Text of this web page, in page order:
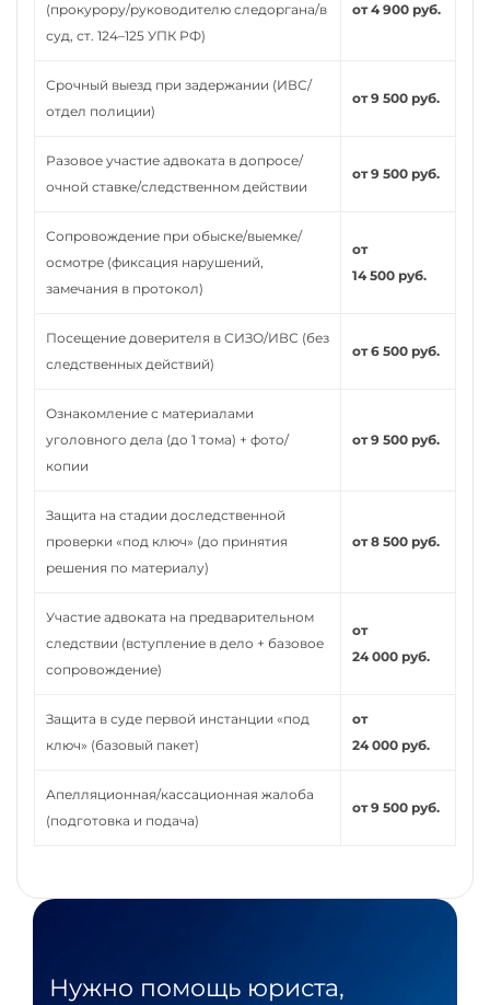
(прокурору/руководителю следоргана/в
суд, ст. 124–125 УПК РФ)
от 4 900 руб.
Срочный выезд при задержании (ИВС/
отдел полиции)
от 9 500 руб.
Разовое участие адвоката в допросе/
очной ставке/следственном действии
от 9 500 руб.
Сопровождение при обыске/выемке/
осмотре (фиксация нарушений,
замечания в протокол)
от
14 500 руб.
Посещение доверителя в СИЗО/ИВС (без
следственных действий)
от 6 500 руб.
Ознакомление с материалами
уголовного дела (до 1 тома) + фото/
копии
от 9 500 руб.
Защита на стадии доследственной
проверки «под ключ» (до принятия
решения по материалу)
от 8 500 руб.
Участие адвоката на предварительном
следствии (вступление в дело + базовое
сопровождение)
от
24 000 руб.
Защита в суде первой инстанции «под
ключ» (базовый пакет)
от
24 000 руб.
Апелляционная/кассационная жалоба
(подготовка и подача)
от 9 500 руб.
Нужно помощь юриста,